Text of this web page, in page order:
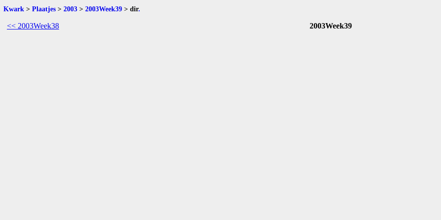
Kwark > Plaatjes > 2003 > 2003Week39 > dir.
<< 2003Week38 2003Week39